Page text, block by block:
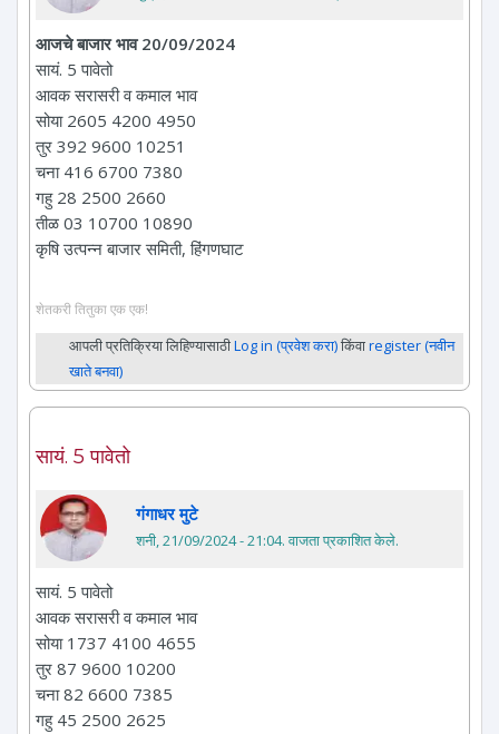
आजचे बाजार भाव 20/09/2024
सायं. 5 पावेतो
आवक सरासरी व कमाल भाव
सोया 2605 4200 4950
तुर 392 9600 10251
चना 416 6700 7380
गहु 28 2500 2660
तीळ 03 10700 10890
कृषि उत्पन्न बाजार समिती, हिंगणघाट
शेतकरी तितुका एक एक!
आपली प्रतिक्रिया लिहिण्यासाठीLog in (प्रवेश करा)किंवाregister (नवीन
खाते बनवा)
सायं. 5 पावेतो
गंगाधर मुटे
शनी, 21/09/2024 - 21:04. वाजता प्रकाशित केले.
सायं. 5 पावेतो
आवक सरासरी व कमाल भाव
सोया 1737 4100 4655
तुर 87 9600 10200
चना 82 6600 7385
गहु 45 2500 2625